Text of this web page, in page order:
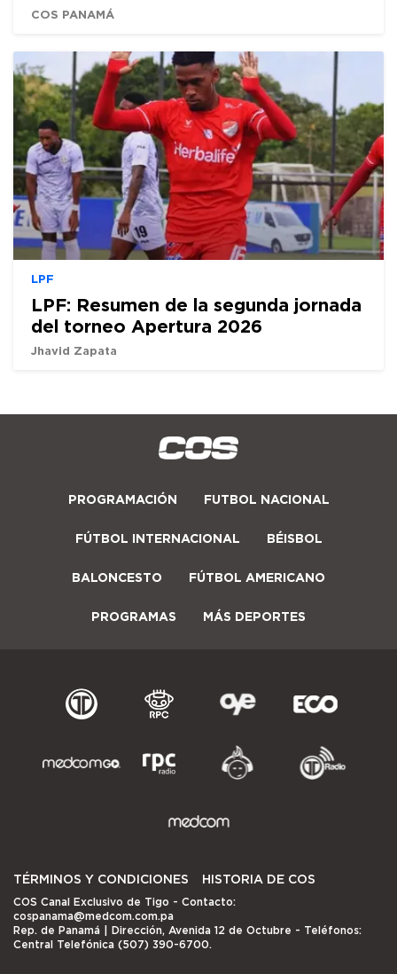
COS PANAMÁ
LPF
LPF: Resumen de la segunda jornada
del torneo Apertura 2026
Jhavid Zapata
PROGRAMACIÓN FUTBOL NACIONAL
FÚTBOL INTERNACIONAL BÉISBOL
BALONCESTO FÚTBOL AMERICANO
PROGRAMAS MÁS DEPORTES
TÉRMINOS Y CONDICIONES HISTORIA DE COS
COS Canal Exclusivo de Tigo - Contacto:
cospanama@medcom.com.pa
Rep. de Panamá | Dirección, Avenida 12 de Octubre - Teléfonos:
Central Telefónica (507) 390-6700.